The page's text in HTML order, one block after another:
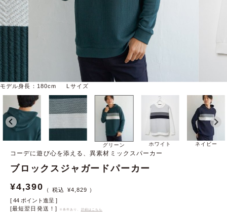
モデル身長：180cm Lサイズ
グリーン ホワイト ネイビー
コーデに遊び心を添える、異素材ミックスパーカー
ブロックスジャガードパーカー
¥4,390 ¥4,829
[ 44 ポイント進呈 ]
[最短翌日発送！]
※条件あり、 詳細はこちら